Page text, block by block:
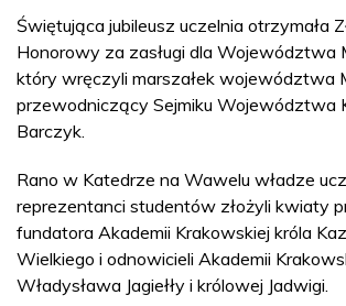
Świętująca jubileusz uczelnia otrzymała
Honorowy za zasługi dla Województwa
który wręczyli marszałek województwa
przewodniczący Sejmiku Województwa
Barczyk.
Rano w Katedrze na Wawelu władze
reprezentanci studentów złożyli kwiaty
fundatora Akademii Krakowskiej króla
Wielkiego i odnowicieli Akademii
Władysława Jagiełły i królowej Jadwigi.